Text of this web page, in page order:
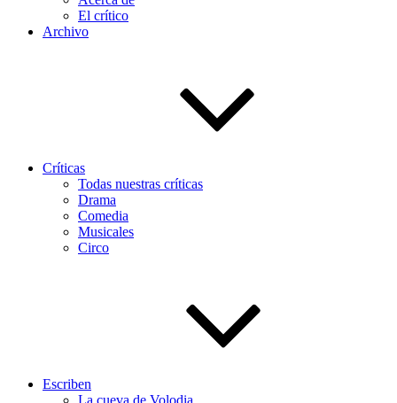
El crítico
Archivo
Críticas
Todas nuestras críticas
Drama
Comedia
Musicales
Circo
Escriben
La cueva de Volodia